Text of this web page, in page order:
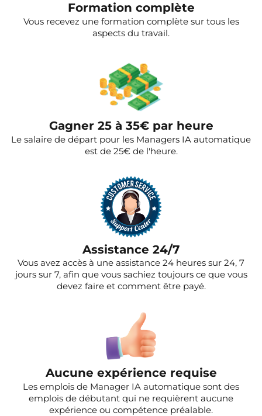
Formation complète
Vous recevez une formation complète sur tous les
aspects du travail.
Gagner 25 à 35€ par heure
Le salaire de départ pour les Managers IA automatique
est de 25€ de l'heure.
Assistance 24/7
Vous avez accès à une assistance 24 heures sur 24, 7
jours sur 7, afin que vous sachiez toujours ce que vous
devez faire et comment être payé.
Aucune expérience requise
Les emplois de Manager IA automatique sont des
emplois de débutant qui ne requièrent aucune
expérience ou compétence préalable.